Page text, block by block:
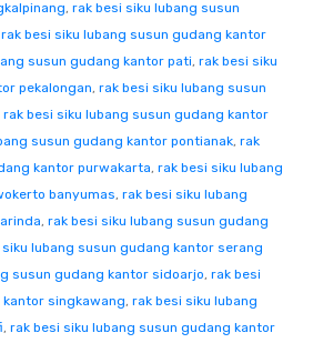
, rak besi siku lubang susun
rak besi siku lubang susun gudang kantor
susun gudang kantor pati, rak besi siku
pekalongan, rak besi siku lubang susun
rak besi siku lubang susun gudang kantor
susun gudang kantor pontianak, rak
kantor purwakarta, rak besi siku lubang
banyumas, rak besi siku lubang
, rak besi siku lubang susun gudang
lubang susun gudang kantor serang
susun gudang kantor sidoarjo, rak besi
singkawang, rak besi siku lubang
, rak besi siku lubang susun gudang kantor